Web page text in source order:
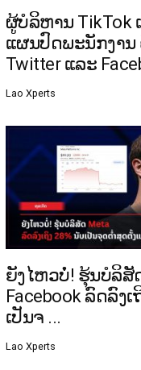
ຜູ້ບໍລິຫານ TikTok
ແຜນປົດພະນັກງານ
Twitter ແລະ
Lao Xperts
ຍັງໄຫວບໍ່! ຮຸ້ນບໍລິສັ
Facebook ລົດລົງເ
ເປັນຈ ...
Lao Xperts